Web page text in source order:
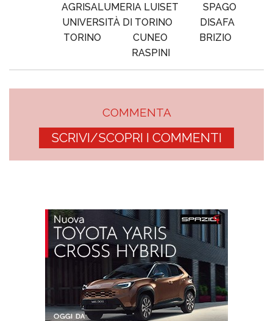
AGRISALUMERIA LUISET
SPAGO
UNIVERSITÀ DI TORINO
DISAFA
TORINO
CUNEO
BRIZIO
RASPINI
COMMENTA
SCRIVI/SCOPRI I COMMENTI